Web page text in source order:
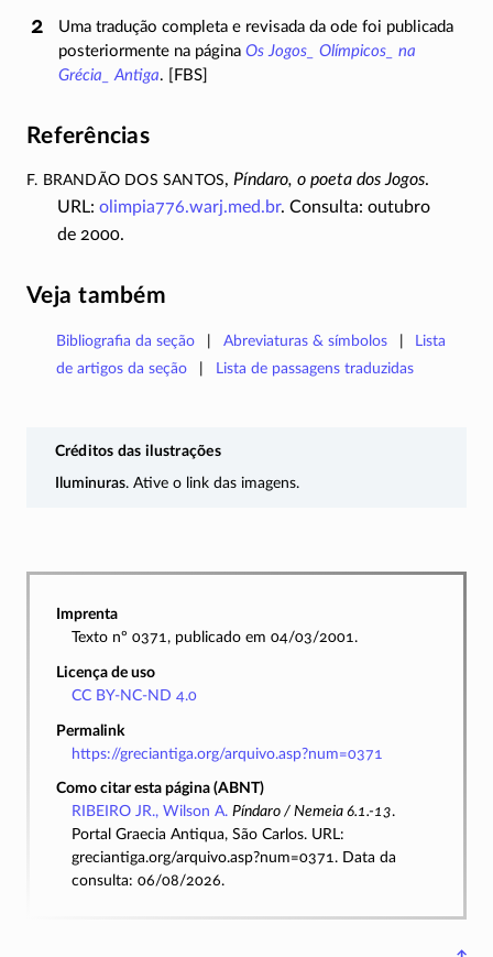
Uma tradução completa e revisada da ode foi publicada
posteriormente na página Os Jogos_ Olímpicos_ na
Grécia_ Antiga. [FBS]
Referências
F. Brandão dos Santos, Píndaro, o poeta dos Jogos.
URL: olimpia776.warj.med.br. Consulta: outubro
de 2000.
Veja também
Bibliografia da seção Abreviaturas & símbolos
Lista
de artigos da seção
Lista de passagens traduzidas
Créditos das ilustrações
Iluminuras. Ative o link das imagens.
Imprenta
Texto nº 0371, publicado em 04/03/2001.
Licença de uso
CC BY-NC-ND 4.0
Permalink
https://greciantiga.org/arquivo.asp?num=0371
Como citar esta página (ABNT)
RIBEIRO JR., Wilson A. Píndaro / Nemeia 6.1.-13.
Portal Graecia Antiqua, São Carlos. URL:
greciantiga.org/arquivo.asp?num=0371. Data da
consulta: 06/08/2026.